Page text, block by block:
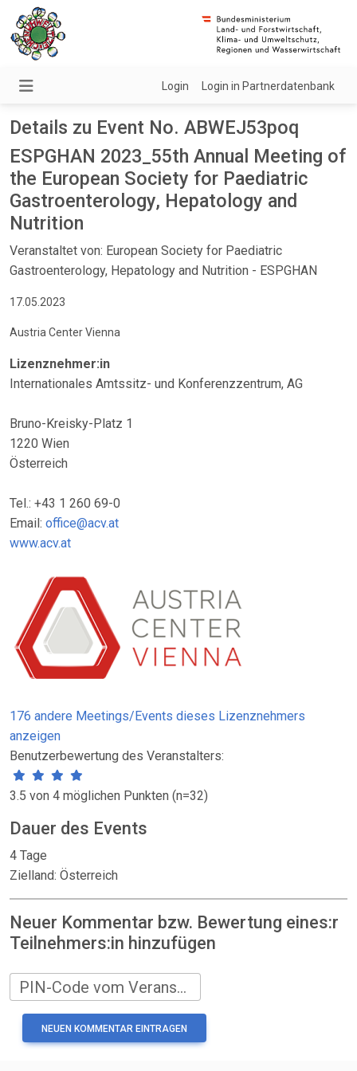
Login Login in Partnerdatenbank
Details zu Event No. ABWEJ53poq
ESPGHAN 2023_55th Annual Meeting of
the European Society for Paediatric
Gastroenterology, Hepatology and
Nutrition
Veranstaltet von: European Society for Paediatric
Gastroenterology, Hepatology and Nutrition - ESPGHAN
17.05.2023
Austria Center Vienna
Lizenznehmer:in
Internationales Amtssitz- und Konferenzzentrum, AG
Bruno-Kreisky-Platz 1
1220 Wien
Österreich
Tel.: +43 1 260 69-0
Email: office@acv.at
www.acv.at
176 andere Meetings/Events dieses Lizenznehmers
anzeigen
Benutzerbewertung des Veranstalters:
3.5 von 4 möglichen Punkten (n=32)
Dauer des Events
4 Tage
Zielland: Österreich
Neuer Kommentar bzw. Bewertung eines:r
Teilnehmers:in hinzufügen
PIN-Code vom Veranstalter